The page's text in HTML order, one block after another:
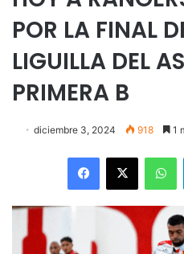
POR LA FINAL
LIGUILLA DEL
PRIMERA B
diciembre 3, 2024 918 1
Facebook
X